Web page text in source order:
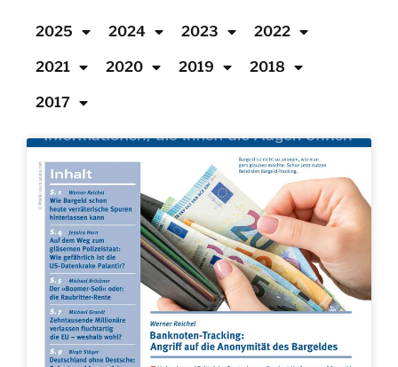
2025 2024 2023 2022
2021 2020 2019 2018
2017